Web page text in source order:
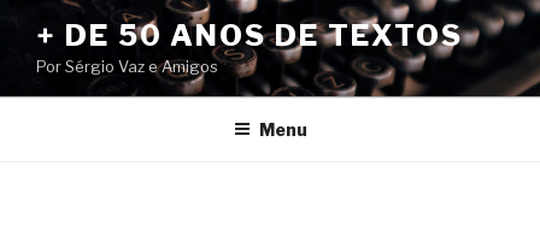
conteúdo
+ DE 50 ANOS DE TEXTOS
Por Sérgio Vaz e Amigos
Menu